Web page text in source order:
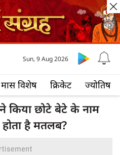
मास विशेष क्रिकेट ज्योतिष
Sun, 9 Aug 2026
किया छोटे बेटे के नाम
है मतलब?